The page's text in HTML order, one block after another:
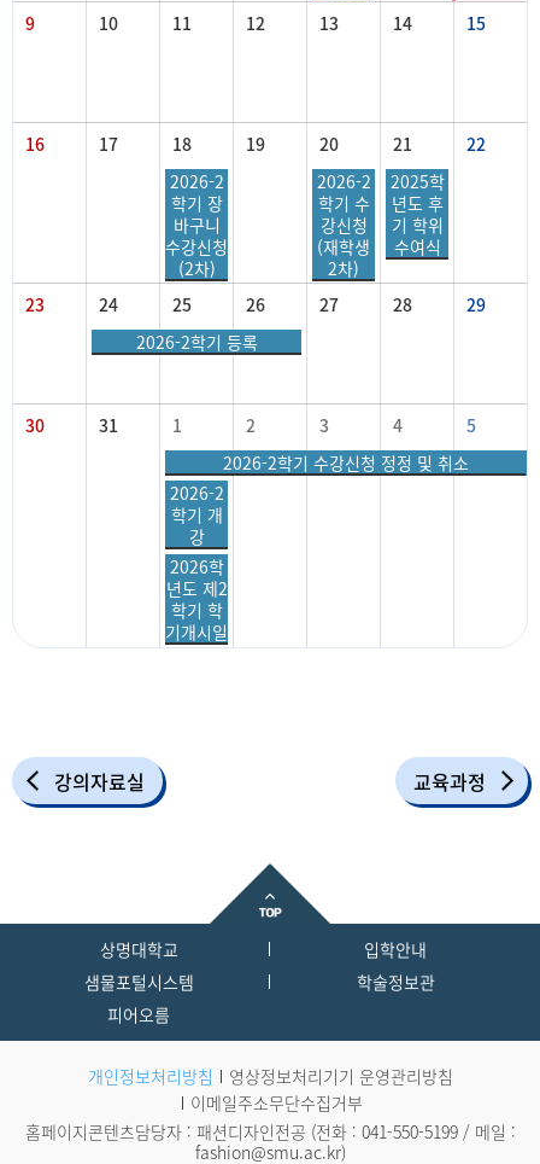
9
10 11 12 13 14 15
16 17 18 19 20 21
22
2026-2
학기 장
바구니
수강신청
(2차)
2026-2
학기 수
강신청
(재학생
2차)
2025학
년도 후
기 학위
수여식
23 24 25 26 27 28
29
2026-2학기 등록
30 31 1 2 3 4
5
2026-2학기 수강신청 정정 및 취소
2026-2
학기 개
강
2026학
년도 제2
학기 학
기개시일
강의자료실 교육과정
상명대학교
입학안내
샘물포털시스템
학술정보관
피어오름
개인정보처리방침
영상정보처리기기 운영관리방침
이메일주소무단수집거부
홈페이지콘텐츠담당자 : 패션디자인전공 (전화 : 041-550-5199/ 메일 :
fashion@smu.ac.kr)